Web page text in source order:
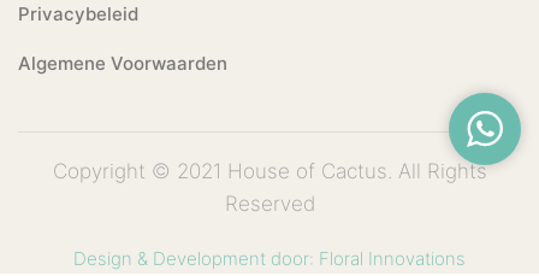
Privacybeleid
Algemene Voorwaarden
Copyright © 2021 House of Cactus. All Rights
Reserved
Design & Development door: Floral Innovations